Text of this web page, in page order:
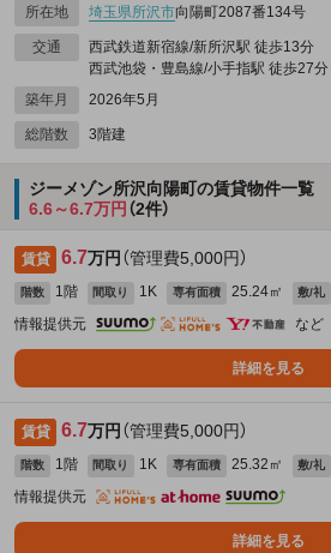
所在地 埼玉県所沢市向陽町2087番134号
交通
西武鉄道新宿線/新所沢駅 徒歩13分
西武池袋・豊島線/小手指駅 徒歩27分
築年月
2026年5月
総階数 3階建
ジーメゾン所沢向陽町の賃貸物件一覧
6.6～6.7万円 （2件）
賃貸 6.7万円 （管理費5,000円）
階数 1階 間取り 1K 専有面積 25.24㎡ 敷/礼
情報提供元
など
詳細を見る
賃貸 6.7万円 （管理費5,000円）
階数 1階 間取り 1K 専有面積 25.32㎡ 敷/礼
情報提供元
詳細を見る